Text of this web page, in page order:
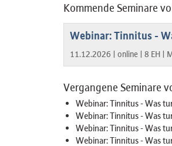
Kommende Seminare
Webinar: Tinnitus -
11.12.2026 | online | 8 EH |
Vergangene Seminare
Webinar: Tinnitus - Was
Webinar: Tinnitus - Was
Webinar: Tinnitus - Was
Webinar: Tinnitus - Was